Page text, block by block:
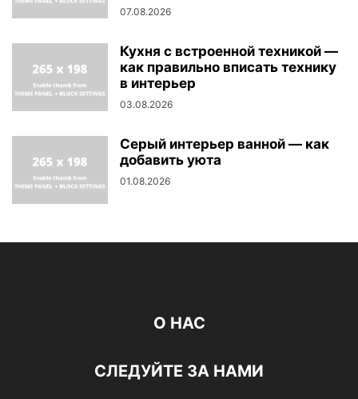
07.08.2026
Кухня с встроенной техникой —
как правильно вписать технику
в интерьер
03.08.2026
Серый интерьер ванной — как
добавить уюта
01.08.2026
О НАС
СЛЕДУЙТЕ ЗА НАМИ